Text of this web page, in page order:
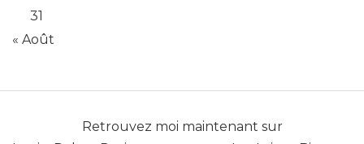
31
« Août
Retrouvez moi maintenant sur